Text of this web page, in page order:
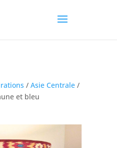
/ Asie Centrale/
et bleu